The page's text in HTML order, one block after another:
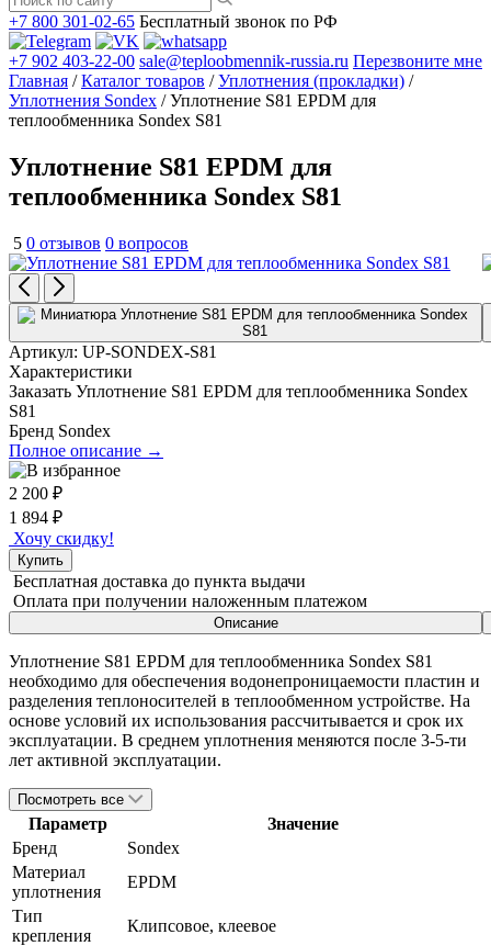
+7 800 301-02-65 Бесплатный звонок по РФ
+7 902 403-22-00 sale@teploobmennik-russia.ru Перезвоните мне
Главная /Каталог товаров /Уплотнения (прокладки) /
Уплотнения Sondex / Уплотнение S81 EPDM для
теплообменника Sondex S81
Уплотнение S81 EPDM для
теплообменника Sondex S81
5 0 отзывов 0 вопросов
Артикул: UP-SONDEX-S81
Характеристики
Заказать Уплотнение S81 EPDM для теплообменника Sondex
S81
Бренд Sondex
Полное описание →
2 200 ₽
1 894 ₽
Хочу скидку!
Купить
Бесплатная доставка до пункта выдачи
Оплата при получении наложенным платежом
Описание
Уплотнение S81 EPDM для теплообменника Sondex S81
необходимо для обеспечения водонепроницаемости пластин и
разделения теплоносителей в теплообменном устройстве. На
основе условий их использования рассчитывается и срок их
эксплуатации. В среднем уплотнения меняются после 3-5-ти
лет активной эксплуатации.
Посмотреть все
Параметр
Значение
Бренд
Sondex
Материал
уплотнения
EPDM
Тип
крепления
Клипсовое, клеевое